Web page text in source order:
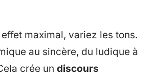
maximal, variez les tons.
au sincère, du ludique à
crée un discours